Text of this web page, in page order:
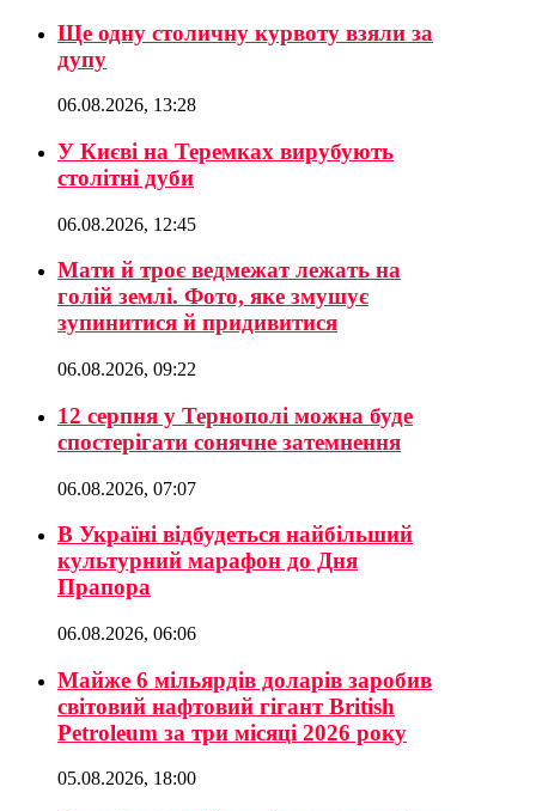
Ще одну столичну курвоту взяли за
дупу
06.08.2026, 13:28
У Києві на Теремках вирубують
столітні дуби
06.08.2026, 12:45
Мати й троє ведмежат лежать на
голій землі. Фото, яке змушує
зупинитися й придивитися
06.08.2026, 09:22
12 серпня у Тернополі можна буде
спостерігати сонячне затемнення
06.08.2026, 07:07
В Україні відбудеться найбільший
культурний марафон до Дня
Прапора
06.08.2026, 06:06
Майже 6 мільярдів доларів заробив
світовий нафтовий гігант British
Petroleum за три місяці 2026 року
05.08.2026, 18:00